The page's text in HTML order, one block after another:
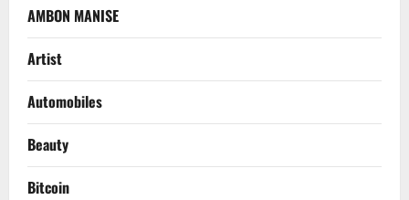
AMBON MANISE
Artist
Automobiles
Beauty
Bitcoin